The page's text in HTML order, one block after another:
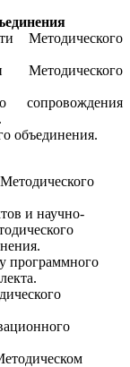
Методического
Методического
сопровождения
объединения.
и научно-
программного